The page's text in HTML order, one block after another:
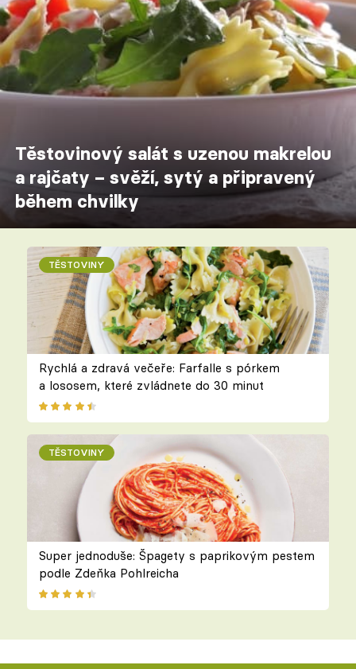
Těstovinový salát s uzenou makrelou
a rajčaty – svěží, sytý a připravený
během chvilky
TĚSTOVINY
Rychlá a zdravá večeře: Farfalle s pórkem
a lososem, které zvládnete do 30 minut
TĚSTOVINY
Super jednoduše: Špagety s paprikovým pestem
podle Zdeňka Pohlreicha